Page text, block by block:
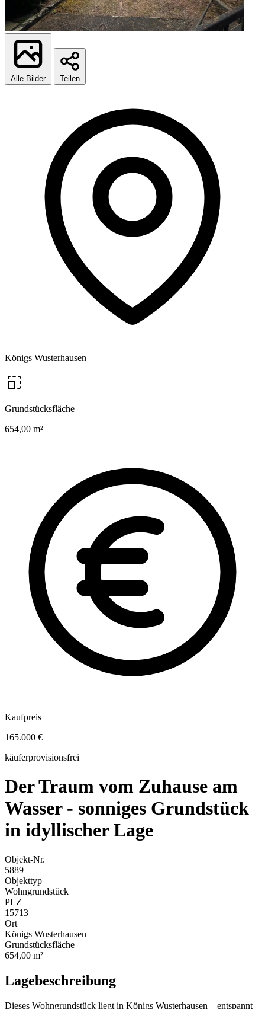
Alle Bilder Teilen
Königs Wusterhausen
Grundstücksfläche
654,00 m²
Kaufpreis
165.000 €
käuferprovisionsfrei
Der Traum vom Zuhause am
Wasser - sonniges Grundstück
in idyllischer Lage
Objekt-Nr.
5889
Objekttyp
Wohngrundstück
PLZ
15713
Ort
Königs Wusterhausen
Grundstücksfläche
654,00 m²
Lagebeschreibung
Dieses Wohngrundstück liegt in Königs Wusterhausen – entspannt